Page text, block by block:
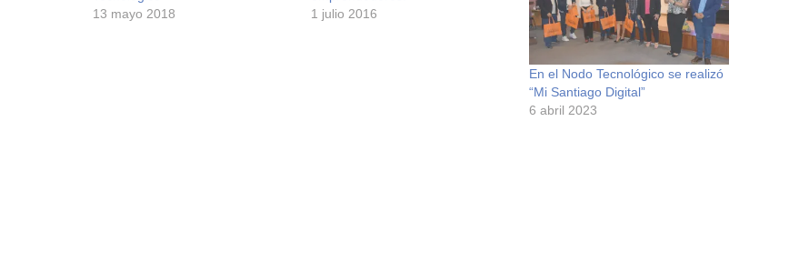
13 mayo 2018
1 julio 2016
En el Nodo Tecnológico se realizó
“Mi Santiago Digital”
6 abril 2023